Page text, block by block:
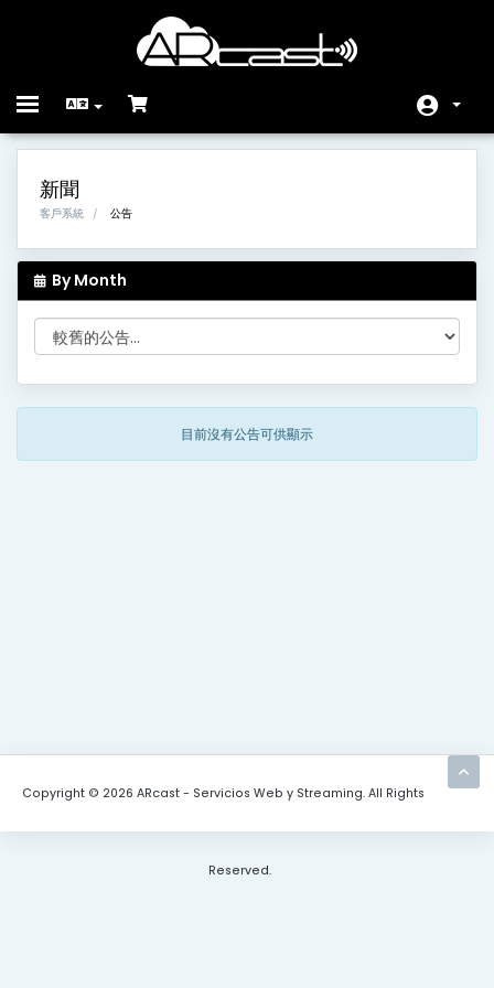
Toggle
Store
公告
知識庫
服務狀態
聯絡我們
新聞
客戶系統 公告
By Month
目前沒有公告可供顯示
Copyright © 2026 ARcast - Servicios Web y Streaming. All Rights
Reserved.